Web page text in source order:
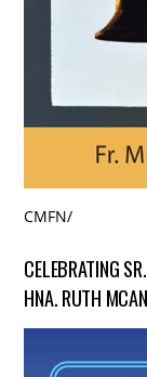
CMFN/
CELEBRATING
HNA. RUTH